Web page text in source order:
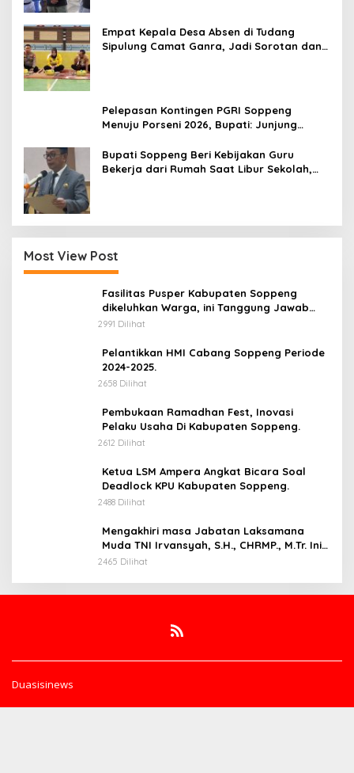
Empat Kepala Desa Absen di Tudang
Sipulung Camat Ganra, Jadi Sorotan dan
Pelepasan Kontingen PGRI Soppeng
Menuju Porseni 2026, Bupati: Junjung
Latemmamala
Bupati Soppeng Beri Kebijakan Guru
Bekerja dari Rumah Saat Libur Sekolah,
Most View Post
Fasilitas Pusper Kabupaten Soppeng
dikeluhkan Warga, ini Tanggung Jawab
Siapa.
2991 Dilihat
Pelantikkan HMI Cabang Soppeng Periode
2024-2025.
2658 Dilihat
Pembukaan Ramadhan Fest, Inovasi
Pelaku Usaha Di Kabupaten Soppeng.
2612 Dilihat
Ketua LSM Ampera Angkat Bicara Soal
Deadlock KPU Kabupaten Soppeng.
2488 Dilihat
Mengakhiri masa Jabatan Laksamana
Muda TNI Irvansyah, S.H., CHRMP., M.Tr. Ini
Pesannya.
2465 Dilihat
Duasisinews